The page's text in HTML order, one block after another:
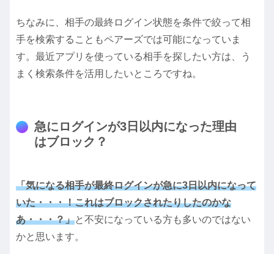
ちなみに、相手の最終ログイン状態を条件で絞って相
手を検索することもペアーズでは可能になっていま
す。最近アプリを使っている相手を探したい方は、う
まく検索条件を活用したいところですね。
急にログインが3日以内になった理由
はブロック？
「気になる相手が最終ログインが急に3日以内になって
いた・・・！これはブロックされたりしたのかな
あ・・・？」と不安になっている方も多いのではない
かと思います。